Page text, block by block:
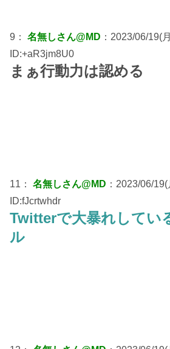
9： 名無しさん@MD ：2023/06/19(
ID:+aR3jm8U0
まぁ行動力は認める
11： 名無しさん@MD ：2023/06/
ID:fJcrtwhdr
Twitterで大暴れしてい
ル